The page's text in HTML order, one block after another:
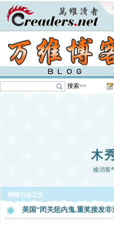
搜索>>
木
难消客
网络日志正文
美国“闭关惩内鬼.重奖接发